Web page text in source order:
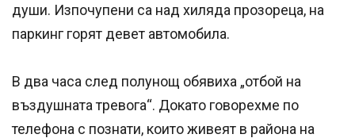
души. Изпочупени са над хиляда прозореца, на
паркинг горят девет автомобила.
В два часа след полунощ обявиха „отбой на
въздушната тревога“. Докато говорехме по
телефона с познати, които живеят в района на